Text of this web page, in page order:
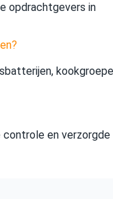
opdrachtgevers in
controle en verzorgde